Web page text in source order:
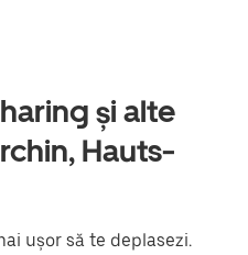
și alte
Hauts-
ușor să te deplasezi.